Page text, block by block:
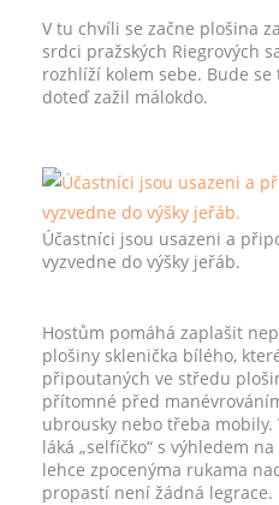
V tu chvíli se začne plošina
srdci pražských Riegrových
rozhlíží kolem sebe. Bude
doteď zažil málokdo.
Účastníci jsou usazeni a
vyzvedne do výšky jeřáb.
Hostům pomáhá zaplašit
plošiny sklenička bílého,
připoutaných ve středu
přítomné před
ubrousky nebo třeba mobily.
láká „selfíčko“ s výhledem
lehce zpocenýma rukama
propastí není žádná legrace.